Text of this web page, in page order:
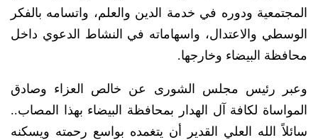
المجتمعية ودوره في خدمة الدين والعلم، واتسامه بالفكر
الوسطي والاعتدال، واسهاماته في النشاط الدعوي داخل
محافظة البيضاء وخارجها.
وعبر رئيس مجلس الشورى عن خالص العزاء وصادق
المواساة لكافة آل الهدار بمحافظة البيضاء بهذا المصاب..
سائلاً الله العلي القدير أن يتغمده بواسع رحمته ويسكنه